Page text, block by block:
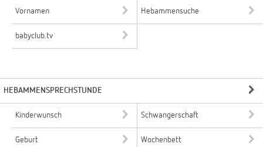
Vornamen Hebammensuche
babyclub.tv
HEBAMMENSPRECHSTUNDE
Kinderwunsch Schwangerschaft
Geburt Wochenbett